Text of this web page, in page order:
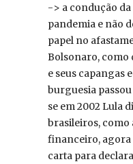
-> a condução
pandemia e não
papel no
Bolsonaro, como
e seus capangas
burguesia
se em 2002 Lula
brasileiros, como
financeiro, agora
carta para